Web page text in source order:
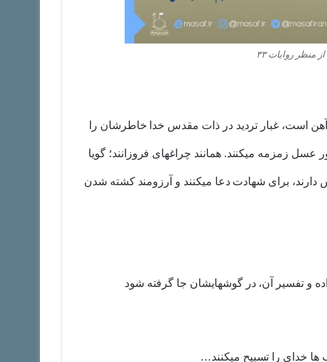
منظر روایات ۳۳
آهن است، غبار تردید در ذات مقدس خدا خاطرشان را
زمزمه میکنند. همانند چراغهای فروزانند؛ گویا
دارند، برای شهادت دعا میکنند و آرزومند کشته شدن
و تفسیر آن، در گوشهایشان جا گرفته شود
ها خدای را تسبیح میکنند…